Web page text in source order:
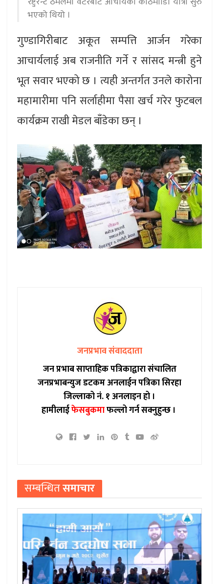
भएको थियो ।
गुण्डागिरीबाट अकूत सम्पत्ति आर्जन गरेका
आचार्यलाई अब राजनीति गर्ने र सांसद मन्त्री हुने
भूत सवार भएको छ । त्यही अन्तर्गत उनले कारोना
महामारीमा पनि सर्लाहीमा पैसा खर्च गरेर फुटबल
कार्यक्रम राखी मेडल बाँडेका छन् ।
जनप्रभाव संवाददाता
जन प्रभाब साप्ताहिक पत्रिकाद्वारा संचालित
जनप्रभाबन्युज डटकम अनलाईन पत्रिका सिरहा
जिल्लाको नं. १ अनलाइन हो ।
हामीलाईफेसबुकमाफल्लो गर्न सक्नुहुन्छ ।
सम्बन्धितसमाचार